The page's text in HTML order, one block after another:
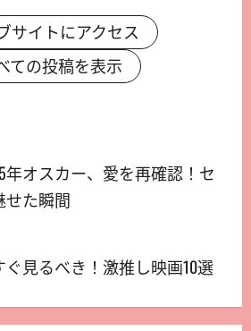
サイトにアクセス
ての投稿を表示
年オスカー、愛を再確認！セ
せた瞬間
ぐ見るべき！激推し映画10選